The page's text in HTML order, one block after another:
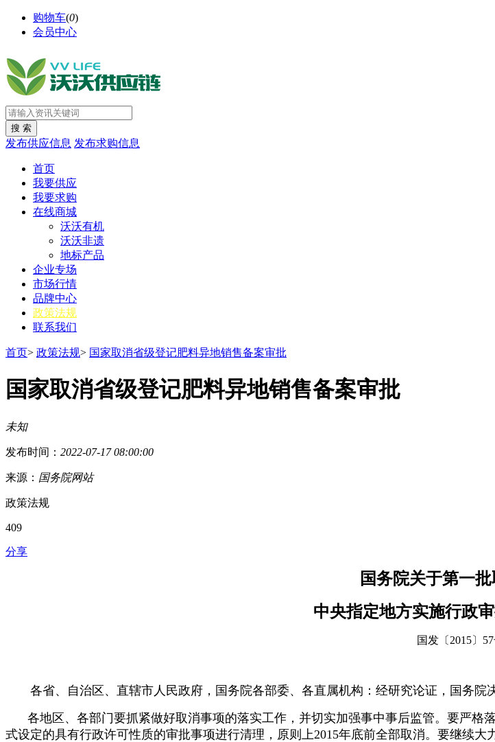
购物车(0)
会员中心
发布供应信息 发布求购信息
首页
我要供应
我要求购
在线商城
沃沃有机
沃沃非遗
地标产品
企业专场
市场行情
品牌中心
政策法规
联系我们
首页> 政策法规> 国家取消省级登记肥料异地销售备案审批
国家取消省级登记肥料异地销售备案审批
未知
发布时间： 2022-07-17 08:00:00
来源： 国务院网站
政策法规
409
分享
国务院关于第一
中央指定地方实施行政
国发〔2015〕
各省、自治区、直辖市人民政府，国务院各部委、各直属机构： 经研究论证，国务院
各地区、各部门要抓紧做好取消事项的落实工作，并切实加强事中事后监管。要严
式设定的具有行政许可性质的审批事项进行清理，原则上2015年底前全部取消。要继续